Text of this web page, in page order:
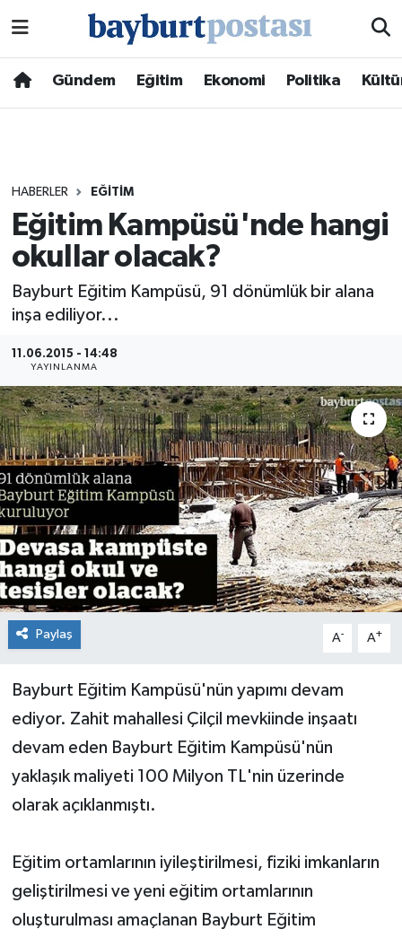
Gündem Eğitim Ekonomi Politika
HABERLER EĞITIM
Eğitim Kampüsü'nde hangi
okullar olacak?
Bayburt Eğitim Kampüsü, 91 dönümlük bir alana
inşa ediliyor...
11.06.2015 - 14:48
YAYINLANMA
Paylaş A- A+
Bayburt Eğitim Kampüsü'nün yapımı devam
ediyor. Zahit mahallesi Çilçil mevkiinde inşaatı
devam eden Bayburt Eğitim Kampüsü'nün
yaklaşık maliyeti 100 Milyon TL'nin üzerinde
olarak açıklanmıştı.
Eğitim ortamlarının iyileştirilmesi, fiziki imkanların
geliştirilmesi ve yeni eğitim ortamlarının
oluşturulması amaçlanan Bayburt Eğitim
Hava Durumu
Süper Lig Puan Durumu ve Fikstür
Tüm Manşetler
Haber Arşivi